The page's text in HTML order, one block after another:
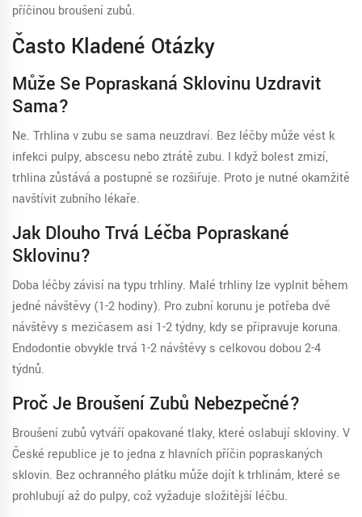
příčinou broušení zubů.
Často Kladené Otázky
Může Se Popraskaná Sklovinu Uzdravit
Sama?
Ne. Trhlina v zubu se sama neuzdraví. Bez léčby může vést k
infekci pulpy, abscesu nebo ztrátě zubu. I když bolest zmizí,
trhlina zůstává a postupně se rozšiřuje. Proto je nutné okamžitě
navštívit zubního lékaře.
Jak Dlouho Trvá Léčba Popraskané
Sklovinu?
Doba léčby závisí na typu trhliny. Malé trhliny lze vyplnit během
jedné návštěvy (1-2 hodiny). Pro zubní korunu je potřeba dvě
návštěvy s mezičasem asi 1-2 týdny, kdy se připravuje koruna.
Endodontie obvykle trvá 1-2 návštěvy s celkovou dobou 2-4
týdnů.
Proč Je Broušení Zubů Nebezpečné?
Broušení zubů vytváří opakované tlaky, které oslabují skloviny. V
České republice je to jedna z hlavních příčin popraskaných
sklovin. Bez ochranného plátku může dojít k trhlinám, které se
prohlubují až do pulpy, což vyžaduje složitější léčbu.